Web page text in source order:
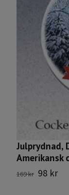
Julprydnad,
Amerikansk
169 kr 98 kr